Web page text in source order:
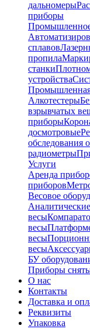
дальномеры
приборы
сплавов
пропила
станки
устройства
Промышленная
Алкотестеры
взрывчатых
приборы
досмотровые
обследования
радиометры
Услуги
Аренда
приборов
Весовое
весы
весы
весы
весы
БУ
Приборы
О нас
Контакты
Доставка и
Реквизиты
Упаковка